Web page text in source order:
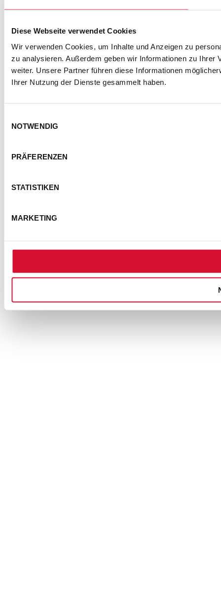
Diese Webseite verwendet Cookies
Wir verwenden Cookies, um Inhalte und Anzeigen zu
zu analysieren. Außerdem geben wir Informationen zu Ihrer
weiter. Unsere Partner führen diese Informationen
Ihrer Nutzung der Dienste gesammelt haben.
NOTWENDIG
PRÄFERENZEN
STATISTIKEN
MARKETING
KONTAKTIMPRESSUMDATENSCHUTZ
BARRIEREFREIHEITSERKLÄRUNG
NUTZUNGSBEDINGUNGEN